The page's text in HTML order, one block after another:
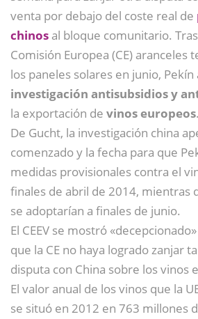
venta por debajo del coste real de
chinos al bloque comunitario.
Comisión Europea (CE) aranceles
los paneles solares en junio, Pekín
investigación antisubsidios y
la exportación de vinos europeos
De Gucht, la investigación china
comenzado y la fecha para que
medidas provisionales contra el
finales de abril de 2014, mientras
se adoptarían a finales de junio.
El CEEV se mostró
que la CE no haya logrado zanjar
disputa con China sobre los vinos
El valor anual de los vinos que la
se situó en 2012 en 763 millones